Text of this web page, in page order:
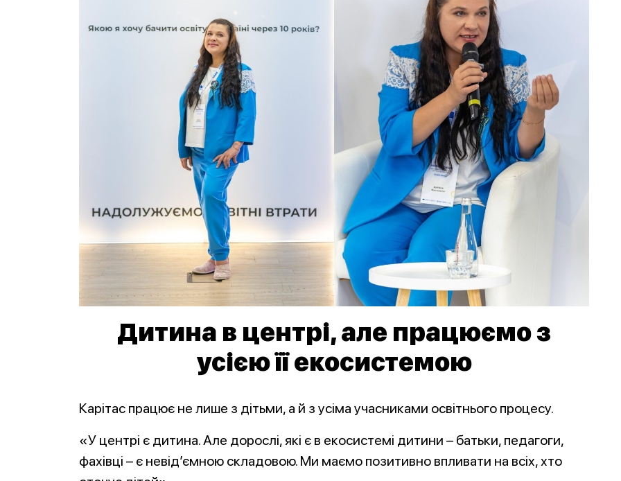
Дитина в центрі, але працюємо з
усією її екосистемою
Карітас працює не лише з дітьми, а й з усіма учасниками освітнього процесу.
«У центрі є дитина. Але дорослі, які є в екосистемі дитини – батьки, педагоги,
фахівці – є невід’ємною складовою. Ми маємо позитивно впливати на всіх, хто